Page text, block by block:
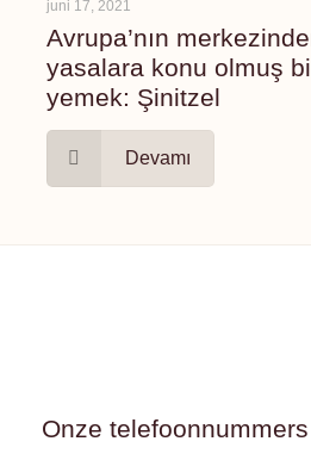
juni 17, 2021
Avrupa’nın
yasalara konu olmuş
yemek: Şinitzel
Devamı
Onze telefoonnummers